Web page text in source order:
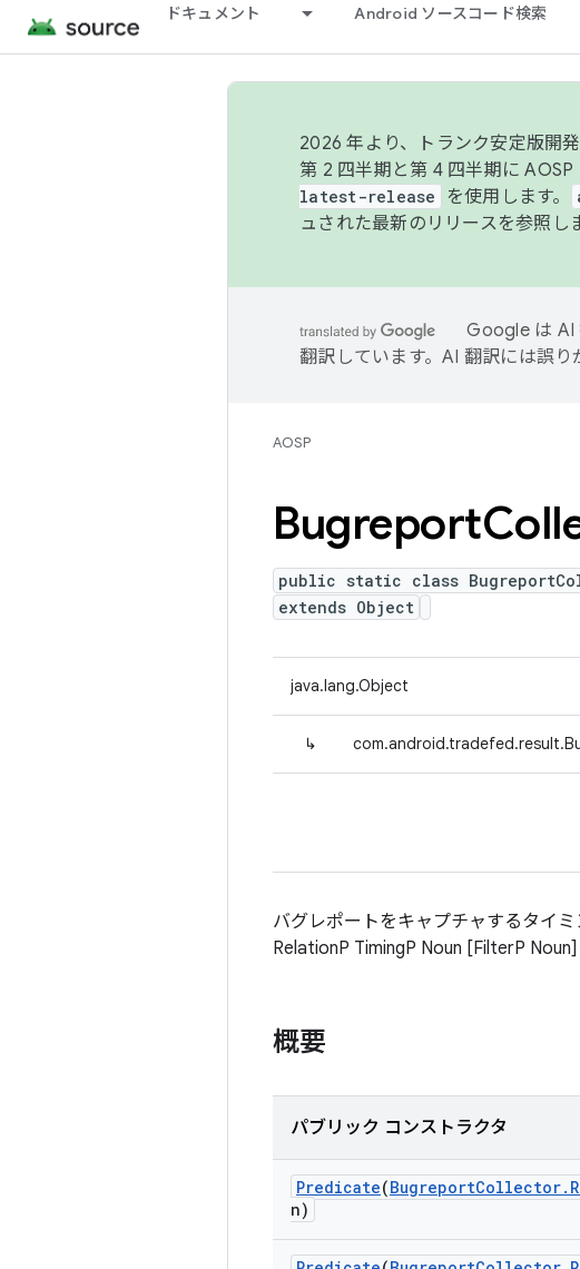
ドキュメント Android ソースコード検索
2026 年より、トランク安定版開
第 2 四半期と第 4 四半期に AOSP
latest-release
を使用します。
ュされた最新のリリースを参照し
Google は AI
翻訳しています。AI 翻訳には誤り
AOSP
Bugreport
public static class
extends Object
java.lang.Object
↳
バグレポートをキャプチャするタイ
RelationP TimingP Noun [FilterP Noun]
概要
パブリック コンストラクタ
Predicate(BugreportCollector.
n)